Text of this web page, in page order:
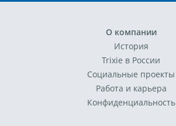
О компании
История
Trixie в России
Социальные проекты
Работа и карьера
Конфиденциальность